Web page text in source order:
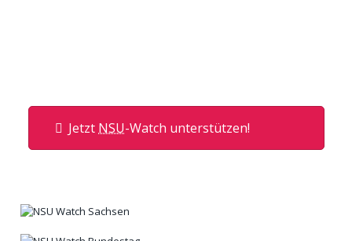
Jetzt NSU-Watch unterstützen!